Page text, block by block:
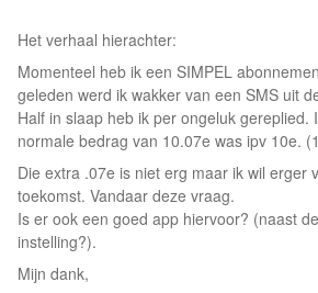
Het verhaal hierachter:
Momenteel heb ik een SIMPEL
geleden werd ik wakker van een SMS uit
Half in slaap heb ik per ongeluk gereplied.
normale bedrag van 10.07e was ipv 10e.
Die extra .07e is niet erg maar ik wil erger
toekomst. Vandaar deze vraag.
Is er ook een goed app hiervoor? (naast
instelling?).
Mijn dank,